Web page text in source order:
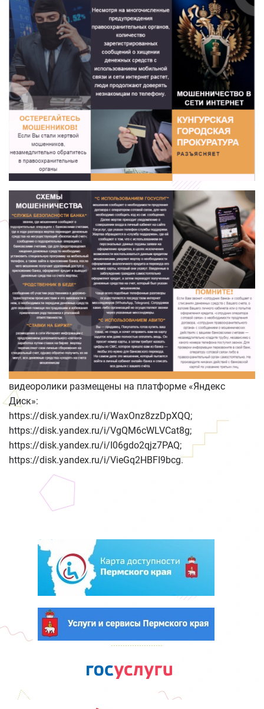
видеоролики размещены на платформе «Яндекс
Диск»:
https://disk.yandex.ru/i/WaxOnz8zzDpXQQ;
https://disk.yandex.ru/i/VgQM6cWLVCat8g;
https://disk.yandex.ru/i/I06gdo2qjz7PAQ;
https://disk.yandex.ru/i/VieGq2HBFI9bcg.